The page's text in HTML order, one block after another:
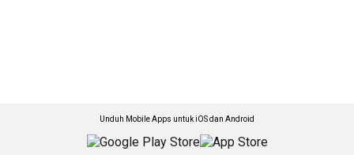
Unduh Mobile Apps untuk iOS dan Android